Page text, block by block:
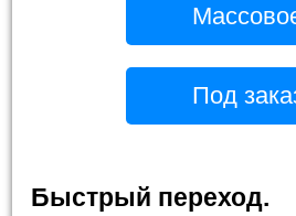
Под
Быстрый переход.